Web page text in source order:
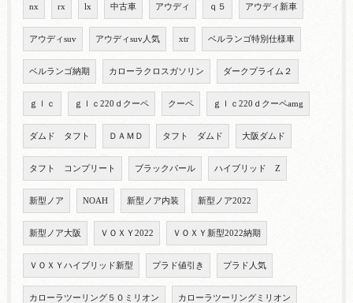
nx rx lx 中古車 アウディ ｑ５ アウディ新車
アウディsuv アウディsuv人気 xtr ベルランゴ特別仕様車
ベルランゴ納期 カローラクロスガソリン ダークプライム２
ｇｌｃ ｇｌｃ220ｄクーペ クーペ ｇｌｃ220ｄクーペamg
ダムド タフト ＤＡＭＤ タフト ダムド 大阪ダムド
タフト コンプリート ブラックパール ハイブリッド Z
新型ノア NOAH 新型ノア内装 新型ノア2022
新型ノア大阪 ＶＯＸＹ2022 ＶＯＸＹ新型2022納期
ＶＯＸＹハイブリッド新型 プラド値引き プラド人気
カローラツーリング５０ミリオン カローラツーリングミリオン